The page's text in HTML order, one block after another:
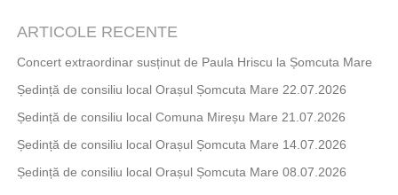
ARTICOLE RECENTE
Concert extraordinar susținut de Paula Hriscu la Șomcuta Mare
Ședință de consiliu local Orașul Șomcuta Mare 22.07.2026
Ședință de consiliu local Comuna Mireșu Mare 21.07.2026
Ședință de consiliu local Orașul Șomcuta Mare 14.07.2026
Ședință de consiliu local Orașul Șomcuta Mare 08.07.2026